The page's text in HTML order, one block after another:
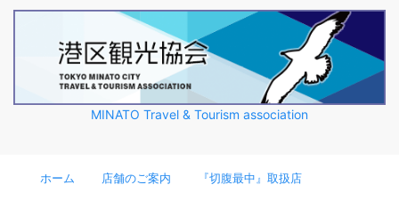
MINATO Travel & Tourism association
ホーム 店舗のご案内 『切腹最中』取扱店